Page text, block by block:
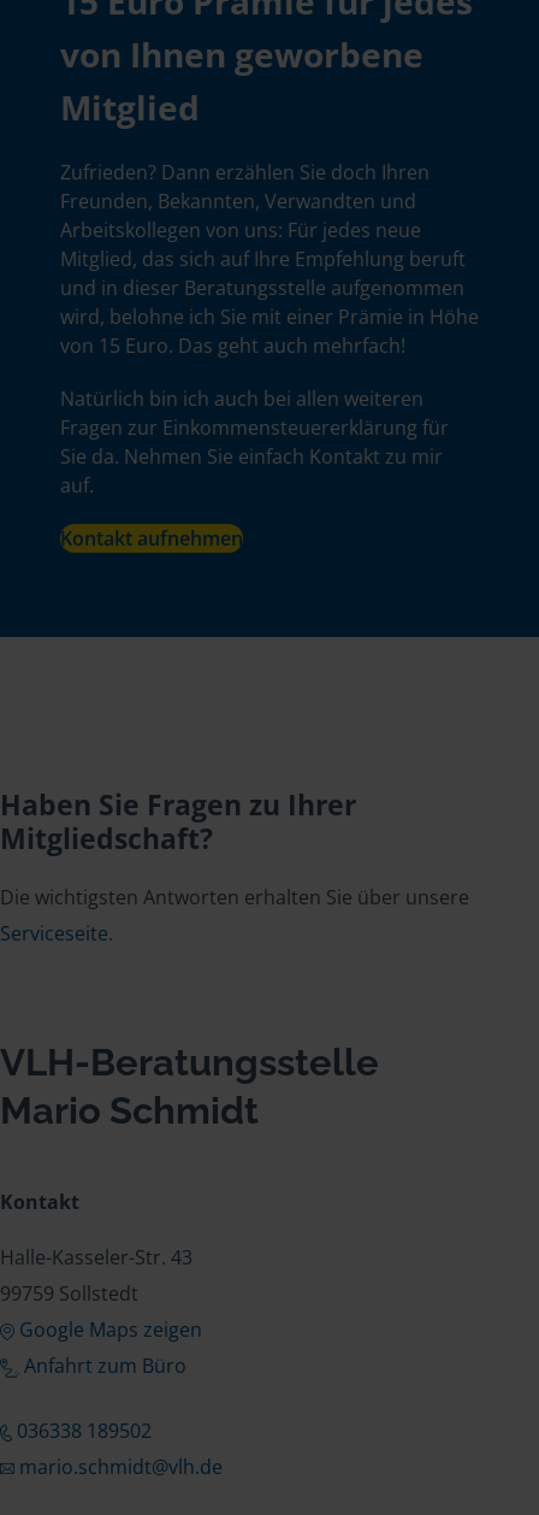
von Ihnen geworbene
Mitglied
Zufrieden? Dann erzählen Sie doch Ihren
Freunden, Bekannten, Verwandten und
Arbeitskollegen von uns: Für jedes neue
Mitglied, das sich auf Ihre Empfehlung beruft
und in dieser Beratungsstelle aufgenommen
wird, belohne ich Sie mit einer Prämie in Höhe
von 15 Euro. Das geht auch mehrfach!
Natürlich bin ich auch bei allen weiteren
Fragen zur Einkommensteuererklärung für
Sie da. Nehmen Sie einfach Kontakt zu mir
auf.
Kontakt aufnehmen
Haben Sie Fragen zu Ihrer
Mitgliedschaft?
Die wichtigsten Antworten erhalten Sie über unsere
Serviceseite.
VLH-Beratungsstelle
Mario Schmidt
Kontakt
Halle-Kasseler-Str. 43
99759 Sollstedt
Google Maps zeigen
Anfahrt zum Büro
036338 189502
mario.schmidt@vlh.de